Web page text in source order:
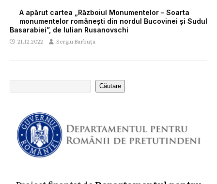
A apărut cartea „Războiul Monumentelor – Soarta
monumentelor românești din nordul Bucovinei și Sudul
Basarabiei”, de Iulian Rusanovschi
21.12.2022 Sergiu Barbuța
Căutare